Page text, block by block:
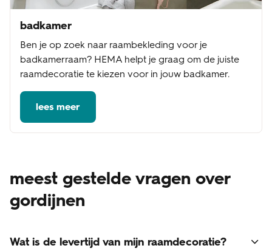
badkamer
Ben je op zoek naar raambekleding voor je
badkamerraam? HEMA helpt je graag om de juiste
raamdecoratie te kiezen voor in jouw badkamer.
lees meer
meest gestelde vragen over
gordijnen
Wat is de levertijd van mijn raamdecoratie?